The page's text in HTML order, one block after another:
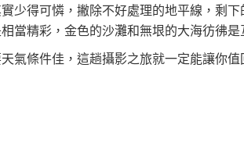
少得可憐，撇除不好處理的地平線，剩
當精彩，金色的沙灘和無垠的大海彷彿是
氣條件佳，這趟攝影之旅就一定能讓你值